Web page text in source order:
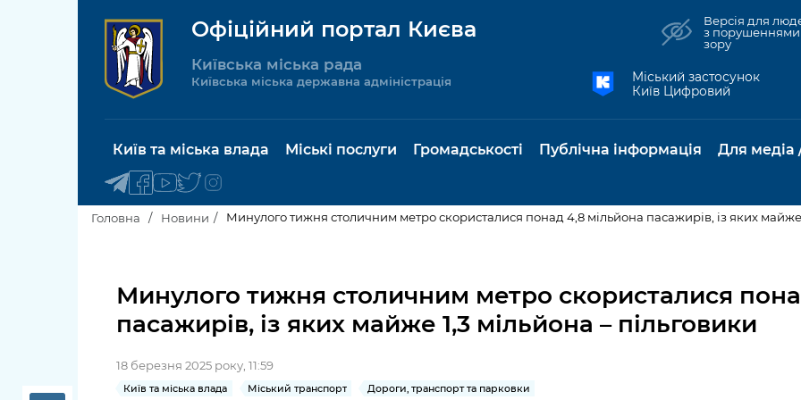
Офіційний портал Києва
Київська міська рада
Київська міська державна адміністрація
Версія для
з порушеннями
зору
Міський застосунок
Київ Цифровий
Київ та міська влада
Київська міська рада
Керівництво КМДА
Контактна інформація
Міські послуги
послуги
Пільги, субсидії та
Паспорт, свідоцтва та
земельні ділянки
Культура, спорт,
Громадськості
об'єднань
Громадські слухання
громадськістю
Громадська рада
Публічна інформація
публічної
інформації
база
Для медіа
Головна Новини Минулого тижня столичним метро скористалися понад 4,8 мільйона пасажирів, із яких майже
Минулого тижня столичним метро скористалися
пасажирів, із яких майже 1,3 мільйона – пільговики
18 березня 2025 року, 11:59
Київ та міська влада Міський транспорт Дороги, транспорт та парковки